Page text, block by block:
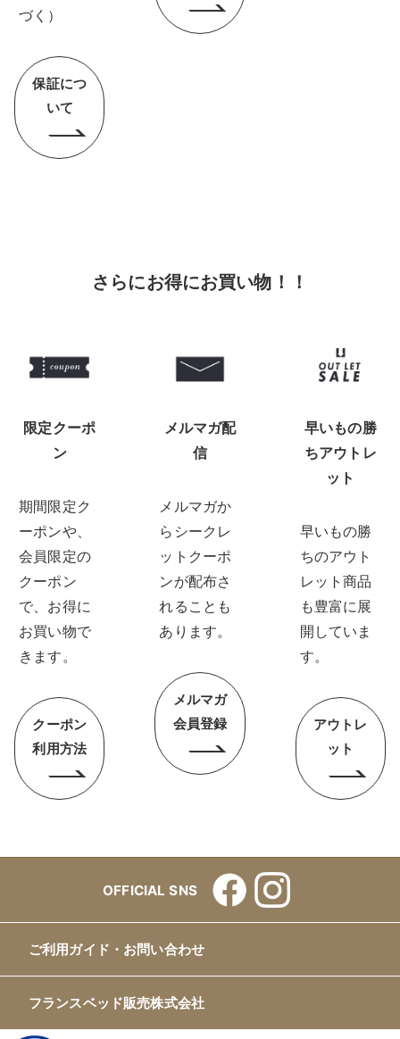
づく）
保証につ
いて
さらにお得にお買い物！！
限定クーポ
ン
期間限定ク
ーポンや、
会員限定の
クーポン
で、お得に
お買い物で
きます。
クーポン
利用方法
メルマガ配
信
メルマガか
らシークレ
ットクーポ
ンが配布さ
れることも
あります。
メルマガ
会員登録
早いもの勝
ちアウトレ
ット
早いもの勝
ちのアウト
レット商品
も豊富に展
開していま
す。
アウトレ
ット
OFFICIAL SNS
ご利用ガイド・お問い合わせ
フランスベッド販売株式会社